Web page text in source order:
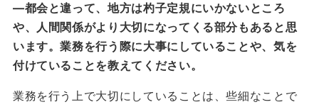
―都会と違って、地方は杓子定規にいかないところ
や、人間関係がより大切になってくる部分もあると思
います。業務を行う際に大事にしていることや、気を
付けていることを教えてください。
業務を行う上で大切にしていることは、些細なことで